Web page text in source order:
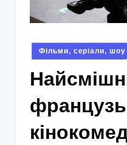
Опубліковано
у
Фільми, серіали, шоу